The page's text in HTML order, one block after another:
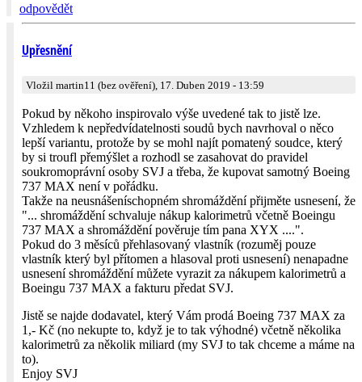
odpovědět
Upřesnění
Vložil martin11 (bez ověření), 17. Duben 2019 - 13:59
Pokud by někoho inspirovalo výše uvedené tak to jistě lze.
Vzhledem k nepředvídatelnosti soudů bych navrhoval o něco
lepší variantu, protože by se mohl najít pomatený soudce, který
by si troufl přemýšlet a rozhodl se zasahovat do pravidel
soukromoprávní osoby SVJ a třeba, že kupovat samotný Boeing
737 MAX není v pořádku.
Takže na neusnášeníschopném shromáždění přijměte usnesení, že
"... shromáždění schvaluje nákup kalorimetrů včetně Boeingu
737 MAX a shromáždění pověruje tím pana XYX ....".
Pokud do 3 měsíců přehlasovaný vlastník (rozuměj pouze
vlastník který byl přítomen a hlasoval proti usnesení) nenapadne
usnesení shromáždění můžete vyrazit za nákupem kalorimetrů a
Boeingu 737 MAX a fakturu předat SVJ.
Jistě se najde dodavatel, který Vám prodá Boeing 737 MAX za
1,- Kč (no nekupte to, když je to tak výhodné) včetně několika
kalorimetrů za několik miliard (my SVJ to tak chceme a máme na
to).
Enjoy SVJ